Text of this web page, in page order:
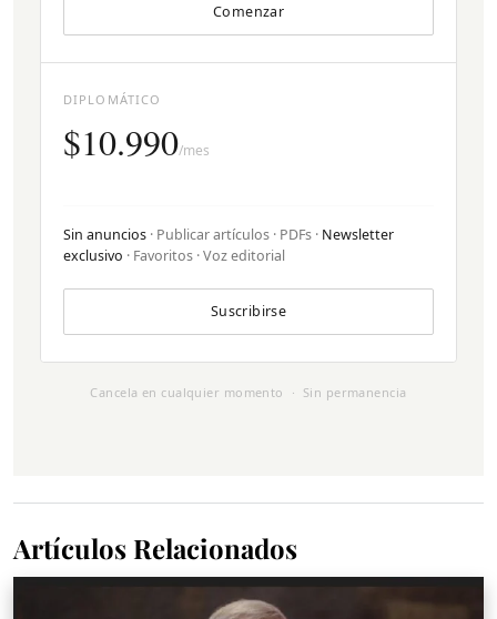
Comenzar
DIPLOMÁTICO
$10.990/mes
Sin anuncios · Publicar artículos · PDFs · Newsletter
exclusivo · Favoritos · Voz editorial
Suscribirse
Cancela en cualquier momento · Sin permanencia
Artículos Relacionados